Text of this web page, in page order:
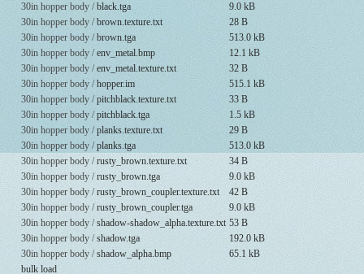
30in hopper body /black.tga
9.0 kB
30in hopper body /brown.texture.txt
28 B
30in hopper body /brown.tga
513.0 kB
30in hopper body /env_metal.bmp
12.1 kB
30in hopper body /env_metal.texture.txt
32 B
30in hopper body /hopper.im
515.1 kB
30in hopper body /pitchblack.texture.txt
33 B
30in hopper body /pitchblack.tga
1.5 kB
30in hopper body /planks.texture.txt
29 B
30in hopper body /planks.tga
513.0 kB
30in hopper body /rusty_brown.texture.txt
34 B
30in hopper body /rusty_brown.tga
9.0 kB
30in hopper body /rusty_brown_coupler.texture.txt
42 B
30in hopper body /rusty_brown_coupler.tga
9.0 kB
30in hopper body /shadow-shadow_alpha.texture.txt 53 B
30in hopper body /shadow.tga
192.0 kB
30in hopper body /shadow_alpha.bmp
65.1 kB
bulk load